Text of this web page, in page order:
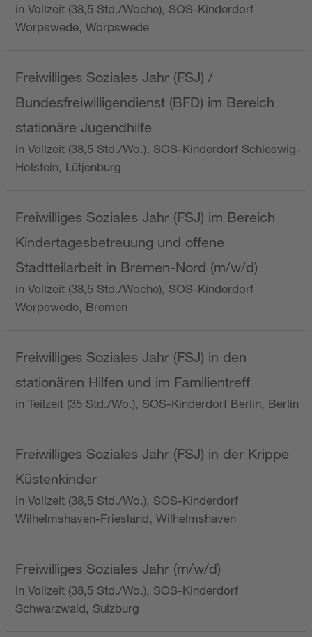
in Vollzeit (38,5 Std./Woche), SOS-Kinderdorf
Worpswede, Worpswede
Freiwilliges Soziales Jahr (FSJ) /
Bundesfreiwilligendienst (BFD) im Bereich
stationäre Jugendhilfe
in Vollzeit (38,5 Std./Wo.), SOS-Kinderdorf Schleswig-
Holstein, Lütjenburg
Freiwilliges Soziales Jahr (FSJ) im Bereich
Kindertagesbetreuung und offene
Stadtteilarbeit in Bremen-Nord (m/w/d)
in Vollzeit (38,5 Std./Woche), SOS-Kinderdorf
Worpswede, Bremen
Freiwilliges Soziales Jahr (FSJ) in den
stationären Hilfen und im Familientreff
in Teilzeit (35 Std./Wo.), SOS-Kinderdorf Berlin, Berlin
Freiwilliges Soziales Jahr (FSJ) in der Krippe
Küstenkinder
in Vollzeit (38,5 Std./Wo.), SOS-Kinderdorf
Wilhelmshaven-Friesland, Wilhelmshaven
Freiwilliges Soziales Jahr (m/w/d)
in Vollzeit (38,5 Std./Wo.), SOS-Kinderdorf
Schwarzwald, Sulzburg